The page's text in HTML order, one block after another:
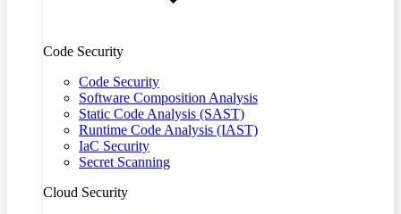
Code Security
Code Security
Software Composition Analysis
Static Code Analysis (SAST)
Runtime Code Analysis (IAST)
IaC Security
Secret Scanning
Cloud Security